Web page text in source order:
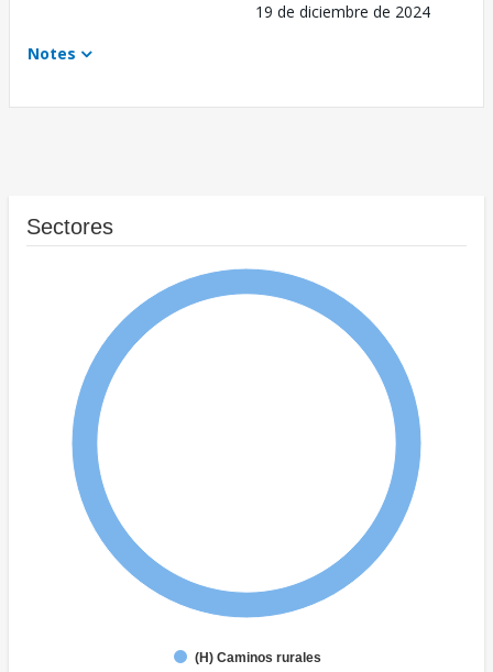
19 de diciembre de 2024
Notes
Sectores
(H) Caminos rurales